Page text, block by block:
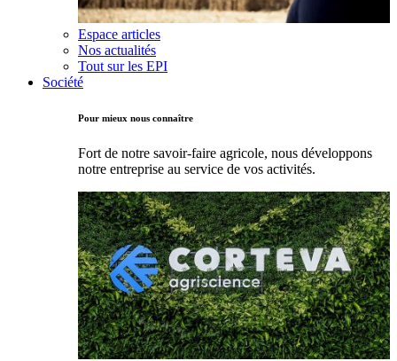
Espace articles
Nos actualités
Tout sur les EPI
Société
Pour mieux nous connaître
Fort de notre savoir-faire agricole, nous développons
notre entreprise au service de vos activités.